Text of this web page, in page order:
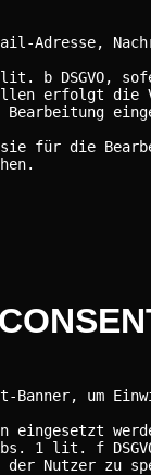
Adresse,
b DSGVO,
erfolgt
sie für die
Banner, um
eingesetzt
1 lit. f
Nutzer zu